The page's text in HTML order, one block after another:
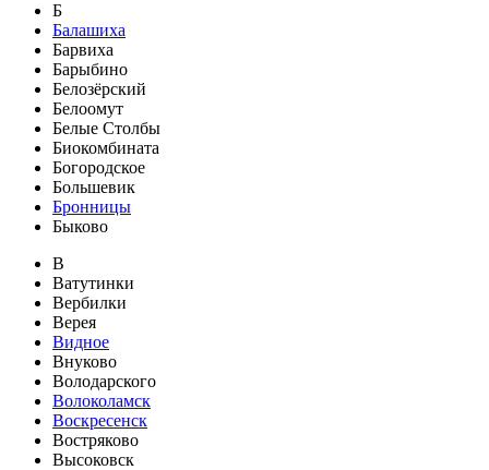
Б
Балашиха
Барвиха
Барыбино
Белозёрский
Белоомут
Белые Столбы
Биокомбината
Богородское
Большевик
Бронницы
Быково
В
Ватутинки
Вербилки
Верея
Видное
Внуково
Володарского
Волоколамск
Воскресенск
Востряково
Высоковск